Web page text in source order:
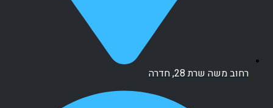
רחוב משה שרת 28, חדרה